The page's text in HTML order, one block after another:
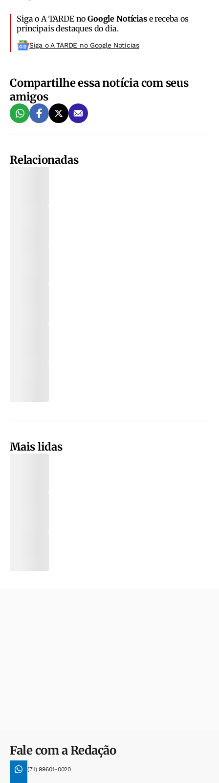
Siga o A TARDE noGoogle Notíciase receba os
principais destaques do dia.
Siga o A TARDE no Google Noticias
Compartilhe essa notícia com seus
amigos
Relacionadas
Mais lidas
Fale com a Redação
(71) 99601-0020